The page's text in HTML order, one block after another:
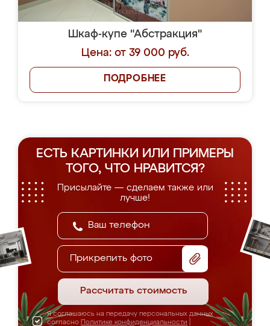
Шкаф-купе "Абстракция"
Цена: от 39 000 руб.
ПОДРОБНЕЕ
ЕСТЬ КАРТИНКИ ИЛИ ПРИМЕРЫ
ТОГО, ЧТО НРАВИТСЯ?
Присылайте — сделаем также или
лучше!
Прикрепить фото
Рассчитать стоимость
Я соглашаюсь на передачу персональных данных
согласно Политике конфиденциальности